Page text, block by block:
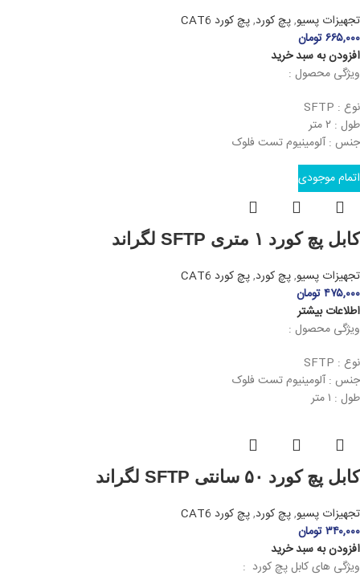
تجهیزات پسیو,پچ کورد,پچ کورد CAT6
۶۶۵,۰۰۰تومان
افزودن به سبد خرید
ویژگی محصول :
نوع : SFTP
طول : ۲ متر
جنس : آلومینیوم تست فلوک
اتمام موجودی
کابل پچ کورد ۱ متری SFTP لگراند
تجهیزات پسیو,پچ کورد,پچ کورد CAT6
۴۷۵,۰۰۰تومان
اطلاعات بیشتر
ویژگی محصول :
نوع : SFTP
جنس : آلومینیوم تست فلوک
طول : ۱ متر
کابل پچ کورد ۵۰ سانتی SFTP لگراند
تجهیزات پسیو,پچ کورد,پچ کورد CAT6
۳۴۰,۰۰۰تومان
افزودن به سبد خرید
ویژگی های کابل پچ کورد :